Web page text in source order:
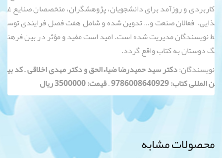
کاربردی و روزآمد برای دانشجویان، پژوهشگران، متخصصان صنایع غ
ذایی، فعالان صنعت و… تدوین شده و شامل هفت فصل فرایندی توس
ط نویسندگان مدیریت شده است. امید است مفید و مؤثر در بین فرهن
گ دوستان به کتاب واقع گردد.
نویسندگان:دکتر سید حمیدرضا ضیاءالحق و دکتر مهدی اخلاقی – کد بی
ن المللی کتاب: 9786008640929 – قیمت: 3500000 ریال
محصولات مشابه